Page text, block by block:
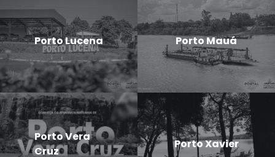
Porto Lucena Porto Mauá
Porto Vera
Cruz
Porto Xavier